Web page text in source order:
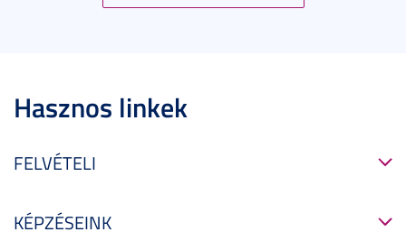
Hasznos linkek
FELVÉTELI
KÉPZÉSEINK